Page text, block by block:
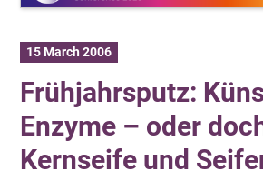
15 March 2006
Frühjahrsputz:
Enzyme – oder
Kernseife und